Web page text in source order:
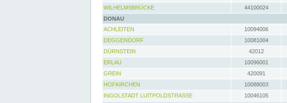
WILHELMSBRÜCKE
44100024
DONAU
ACHLEITEN
10094006
DEGGENDORF
10081004
DÜRNSTEIN
42012
ERLAU
10096001
GREIN
420091
HOFKIRCHEN
10088003
INGOLSTADT LUITPOLDSTRASSE
10046105